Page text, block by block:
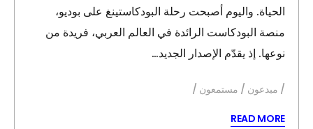
الحياة. واليوم أصبحت رحلة البودكاستينغ على بوديو،
منصة البودكاست الرائدة في العالم العربي، فريدة من
نوعها. إذ يقدّم الإصدار الجديد…
مبدعون مستمعون
READ MORE